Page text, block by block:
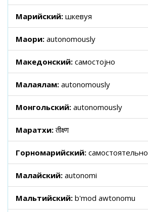
Марийский: шкевуя
Маори: autonomously
Македонский: самостојно
Малаялам: autonomously
Монгольский: autonomously
Маратхи:तीक्ष्ण
Горномарийский: самостоятельно
Малайский: autonomi
Мальтийский: b'mod awtonomu